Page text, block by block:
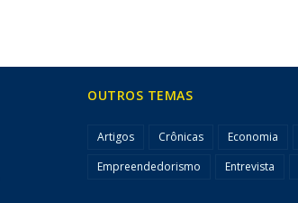
OUTROS TEMAS
Artigos Crônicas Economia
Empreendedorismo
Entrevista